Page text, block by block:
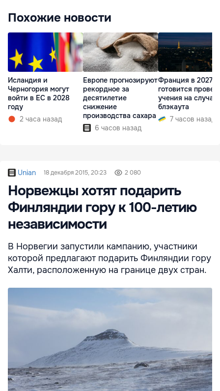
Похожие новости
Исландия и
Черногория могут
войти в ЕС в 2028
году
2 часа назад
Европе прогнозируют
рекордное за
десятилетие
снижение
производства сахара
6 часов назад
Франция в 2027
готовится
учения на случай
блэкаута
7 часов назад
Unian 18 декабря 2015, 20:23 2 080
Норвежцы хотят подарить
Финляндии гору к 100-летию
независимости
В Норвегии запустили кампанию, участники
которой предлагают подарить Финляндии гору
Халти, расположенную на границе двух стран.